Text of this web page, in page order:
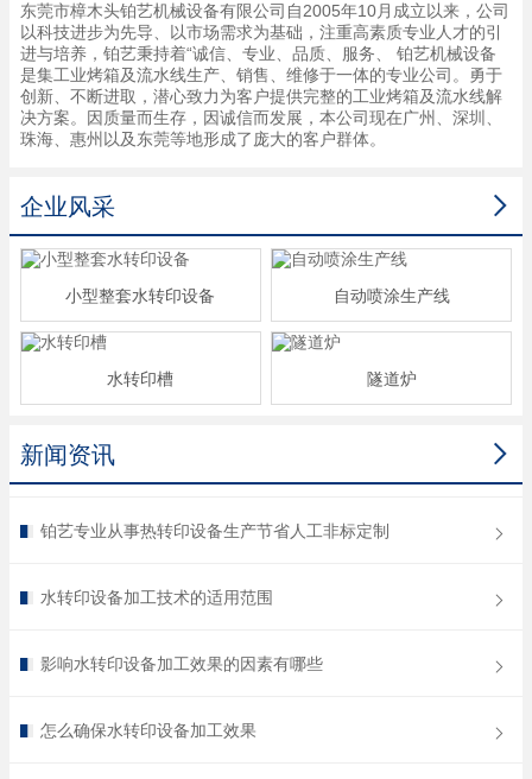
东莞市樟木头铂艺机械设备有限公司自2005年10月成立以来，公司
以科技进步为先导、以市场需求为基础，注重高素质专业人才的引
进与培养，铂艺秉持着“诚信、专业、品质、服务、 铂艺机械设备
是集工业烤箱及流水线生产、销售、维修于一体的专业公司。勇于
创新、不断进取，潜心致力为客户提供完整的工业烤箱及流水线解
决方案。因质量而生存，因诚信而发展，本公司现在广州、深圳、
珠海、惠州以及东莞等地形成了庞大的客户群体。

企业风采
小型整套水转印设备 自动喷涂生产线
水转印槽 隧道炉

新闻资讯
铂艺专业从事热转印设备生产节省人工非标定制
水转印设备加工技术的适用范围
影响水转印设备加工效果的因素有哪些
怎么确保水转印设备加工效果